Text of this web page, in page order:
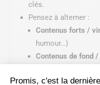
Promis, c'est la
clés.
Pensez à alterner :
Contenus forts /
humour…)
Contenus de fond
d’expérience,